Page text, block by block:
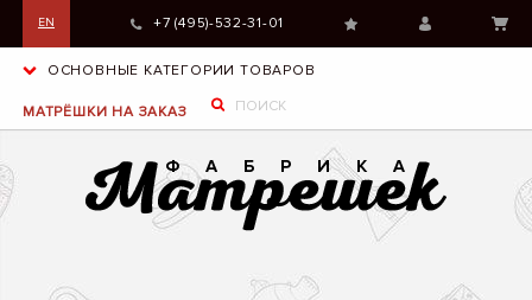
EN +7 (495)-532-31-01
ОСНОВНЫЕ КАТЕГОРИИ ТОВАРОВ
МАТРЁШКИ НА ЗАКАЗ